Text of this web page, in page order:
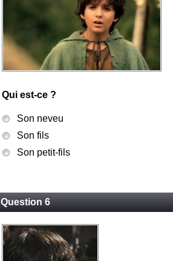
Qui est-ce ?
Son neveu
Son fils
Son petit-fils
Question 6